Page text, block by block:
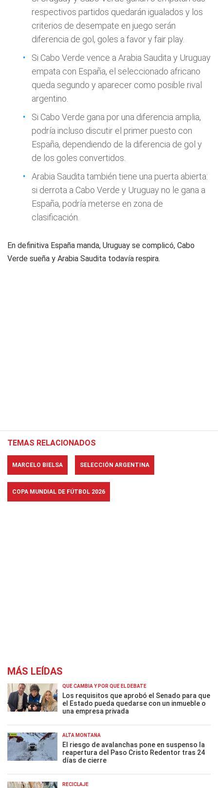
respectivos partidos quedarán igualados y los
criterios de desempate en juego serán
diferencia de gol, goles a favor y fair play.
Si Cabo Verde vence a Arabia Saudita y Uruguay
empata con España, el seleccionado africano
queda segundo y aparecer como posible rival
argentino.
Si Cabo Verde gana por una diferencia amplia,
podría incluso discutir el primer puesto con
España, dependiendo de la diferencia de gol y
de los goles convertidos.
Arabia Saudita también tiene una puerta abierta:
si derrota a Cabo Verde y Uruguay no le gana a
España, podría meterse en zona de
clasificación.
En definitiva España manda, Uruguay se complicó, Cabo
Verde sueña y Arabia Saudita todavía respira.
TEMAS RELACIONADOS
MARCELO BIELSA SELECCIÓN ARGENTINA
COPA MUNDIAL DE FÚTBOL 2026
MÁS LEÍDAS
QUÉ CAMBIA Y POR QUÉ EL DEBATE
Los requisitos que aprobó el Senado para que
el Estado pueda quedarse con un inmueble o
una empresa privada
ALTA MONTAÑA
El riesgo de avalanchas pone en suspenso la
reapertura del Paso Cristo Redentor tras 24
días de cierre
RECICLAJE